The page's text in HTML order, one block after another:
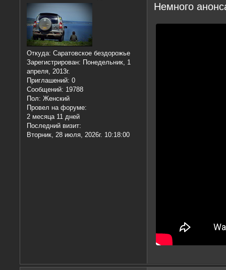
Откуда: Саратовское бездорожье
Зарегистрирован: Понедельник, 1
апреля, 2013г.
Приглашений: 0
Сообщений: 19788
Пол: Женский
Провел на форуме:
2 месяца 11 дней
Последний визит:
Вторник, 28 июля, 2026г. 10:18:00
Немного